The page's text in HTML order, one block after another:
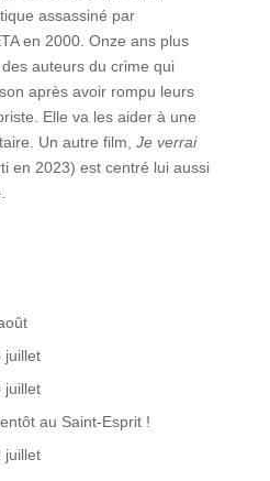
assassiné par
en 2000. Onze ans plus
auteurs du crime qui
après avoir rompu leurs
Elle va les aider à une
Un autre film, Je verrai
en 2023) est centré lui aussi
juillet
juillet
au Saint-Esprit !
juillet